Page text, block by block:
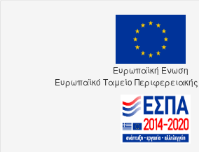
Ευρωπαϊκή Ένωση
Ευρωπαϊκό Ταμείο